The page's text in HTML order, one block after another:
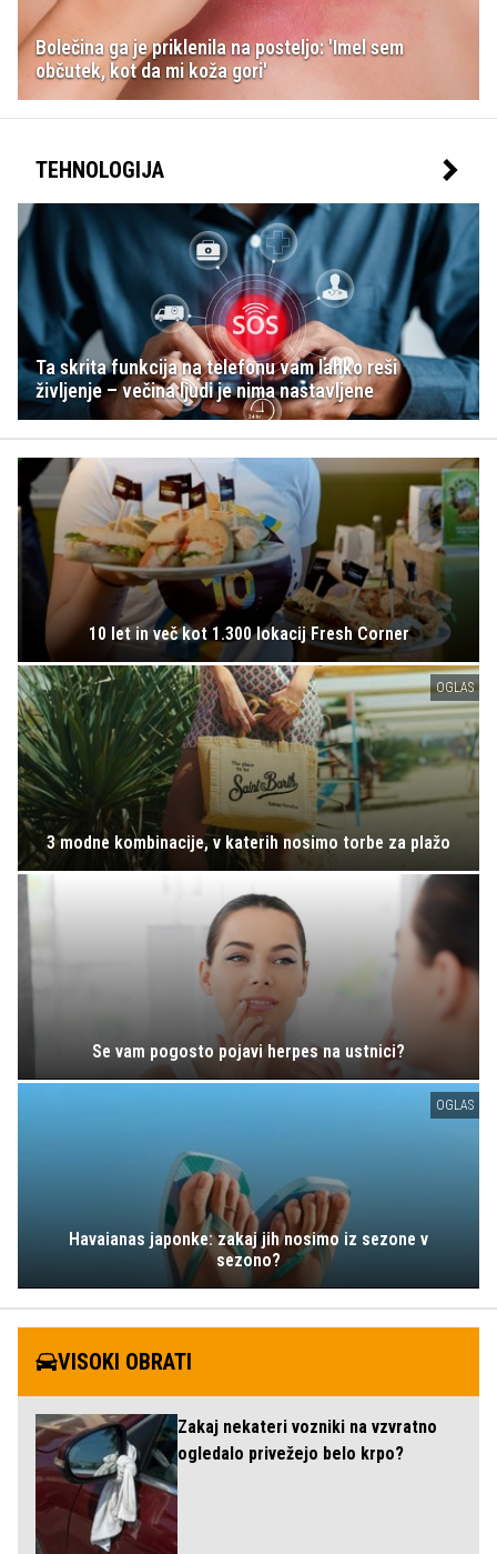
Bolečina ga je priklenila na posteljo: 'Imel sem
občutek, kot da mi koža gori'
TEHNOLOGIJA
Ta skrita funkcija na telefonu vam lahko reši
življenje – večina ljudi je nima nastavljene
10 let in več kot 1.300 lokacij Fresh Corner
OGLAS
3 modne kombinacije, v katerih nosimo torbe za plažo
Se vam pogosto pojavi herpes na ustnici?
OGLAS
Havaianas japonke: zakaj jih nosimo iz sezone v
sezono?
VISOKI OBRATI
Zakaj nekateri vozniki na vzvratno
ogledalo privežejo belo krpo?